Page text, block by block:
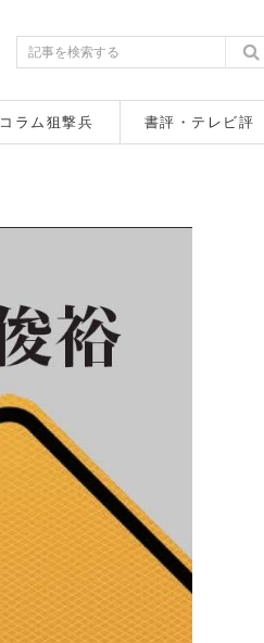
コラム狙撃兵 書評・テレビ評